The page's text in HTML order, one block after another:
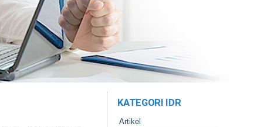
KATEGORI IDR
Artikel